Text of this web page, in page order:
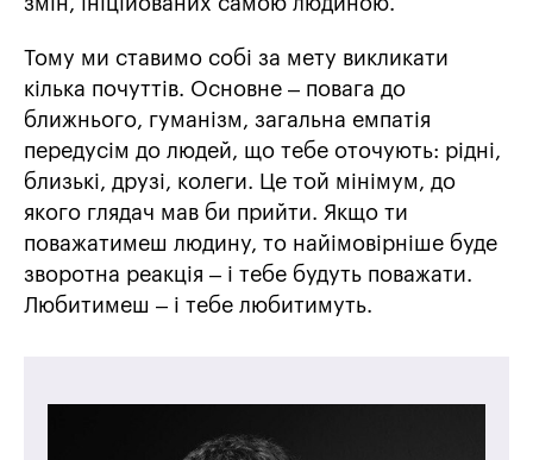
Тому ми ставимо собі за мету викликати
кілька почуттів. Основне – повага до
ближнього, гуманізм, загальна емпатія
передусім до людей, що тебе оточують: рідні,
близькі, друзі, колеги. Це той мінімум, до
якого глядач мав би прийти. Якщо ти
поважатимеш людину, то найімовірніше буде
зворотна реакція – і тебе будуть поважати.
Любитимеш – і тебе любитимуть.